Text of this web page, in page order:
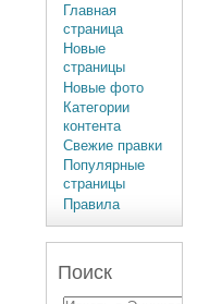
Главная
страница
Новые
страницы
Новые фото
Категории
контента
Свежие правки
Популярные
страницы
Правила
Поиск